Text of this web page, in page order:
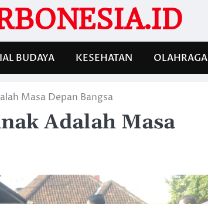
BUDAYA KESEHATAN OLAHRAGA
Masa Depan Bangsa
Adalah Masa